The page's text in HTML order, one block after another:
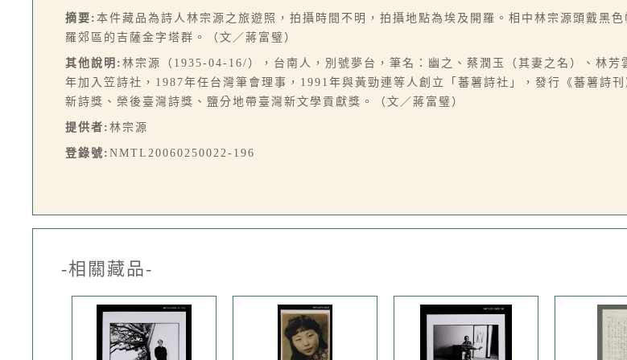
摘要: 本件藏品為詩人林宗源之旅遊照，拍攝時間不明，拍攝地點為埃及開羅。相中林宗源頭戴黑
羅郊區的吉薩金字塔群。（文／蔣富璧）
其他說明: 林宗源（1935-04-16/），台南人，別號夢台，筆名：幽之、蔡潤玉（其妻之名）、林
年加入笠詩社，1987年任台灣筆會理事，1991年與黃勁連等人創立「蕃薯詩社」，發行《蕃薯詩
新詩獎、榮後臺灣詩獎、鹽分地帶臺灣新文學貢獻獎。（文／蔣富璧）
提供者: 林宗源
登錄號: NMTL20060250022-196
-相關藏品-